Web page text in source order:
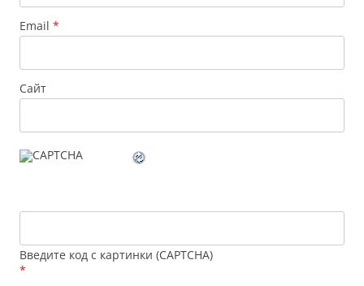
Email *
Сайт
Введите код с картинки (CAPTCHA)
*